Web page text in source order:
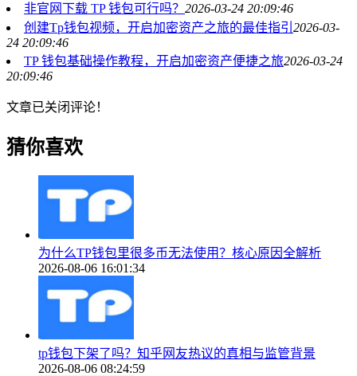
非官网下载 TP 钱包可行吗？ 2026-03-24 20:09:46
创建Tp钱包视频，开启加密资产之旅的最佳指引 2026-03-
24 20:09:46
TP 钱包基础操作教程，开启加密资产便捷之旅2026-03-24
20:09:46
文章已关闭评论！
猜你喜欢
为什么TP钱包里很多币无法使用？核心原因全解析
2026-08-06 16:01:34
tp钱包下架了吗？知乎网友热议的真相与监管背景
2026-08-06 08:24:59